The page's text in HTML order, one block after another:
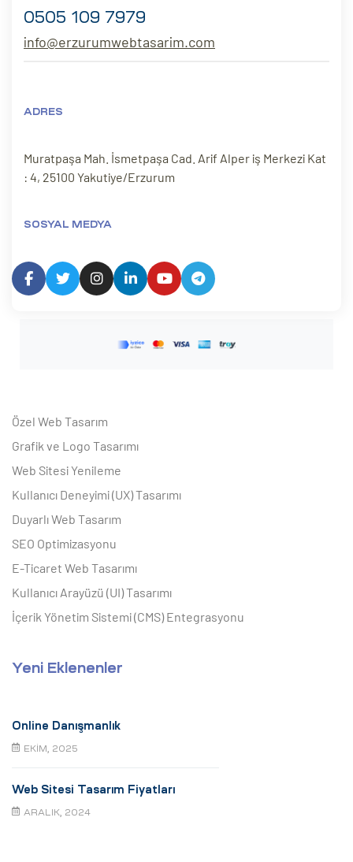
0505 109 7979
info@erzurumwebtasarim.com
ADRES
Muratpaşa Mah. İsmetpaşa Cad. Arif Alper iş Merkezi Kat
: 4, 25100 Yakutiye/Erzurum
SOSYAL MEDYA
Özel Web Tasarım
Grafik ve Logo Tasarımı
Web Sitesi Yenileme
Kullanıcı Deneyimi (UX) Tasarımı
Duyarlı Web Tasarım
SEO Optimizasyonu
E-Ticaret Web Tasarımı
Kullanıcı Arayüzü (UI) Tasarımı
İçerik Yönetim Sistemi (CMS) Entegrasyonu
Yeni Eklenenler
Online Danışmanlık
EKIM, 2025
Web Sitesi Tasarım Fiyatları
ARALIK, 2024